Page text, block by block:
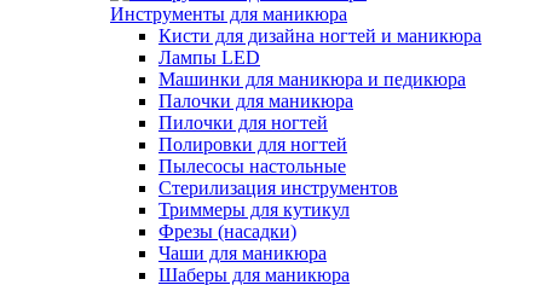
Инструменты для маникюра
Кисти для дизайна ногтей и маникюра
Лампы LED
Машинки для маникюра и педикюра
Палочки для маникюра
Пилочки для ногтей
Полировки для ногтей
Пылесосы настольные
Стерилизация инструментов
Триммеры для кутикул
Фрезы (насадки)
Чаши для маникюра
Шаберы для маникюра